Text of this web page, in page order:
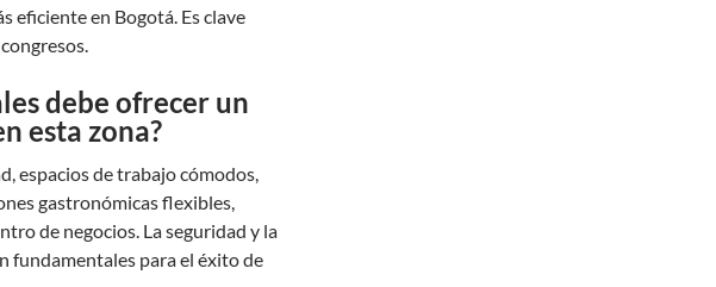
eficiente en Bogotá. Es clave
debe ofrecer un
esta zona?
espacios de trabajo cómodos,
gastronómicas flexibles,
de negocios. La seguridad y la
fundamentales para el éxito de